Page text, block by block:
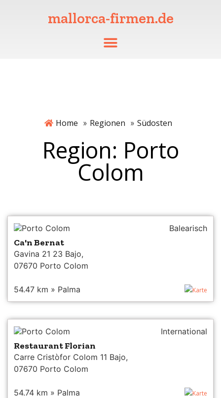
mallorca-firmen.de
Home » Regionen » Südosten
Region: Porto
Colom
Porto Colom Balearisch
Ca'n Bernat
Gavina 21 23 Bajo,
07670 Porto Colom
54.47 km » Palma Karte
Porto Colom International
Restaurant Florian
Carre Cristòfor Colom 11 Bajo,
07670 Porto Colom
54.74 km » Palma Karte